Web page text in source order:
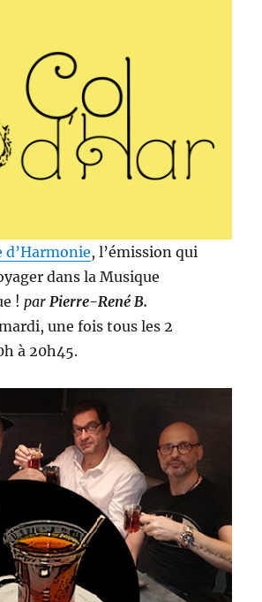
d’Harmonie, l’émission qui
dans la Musique
! par Pierre-René B.
une fois tous les 2
à 20h45.